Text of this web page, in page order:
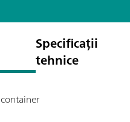
Specificații
tehnice